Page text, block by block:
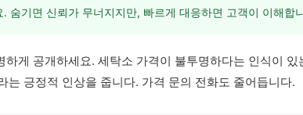
. 숨기면 신뢰가 무너지지만, 빠르게 대응하면 고객이 이해합
하게 공개하세요. 세탁소 가격이 불투명하다는 인식이
는 긍정적 인상을 줍니다. 가격 문의 전화도 줄어듭니다.